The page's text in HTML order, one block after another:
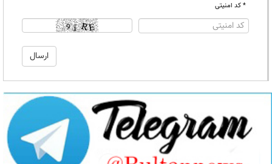
* کد امنیتی